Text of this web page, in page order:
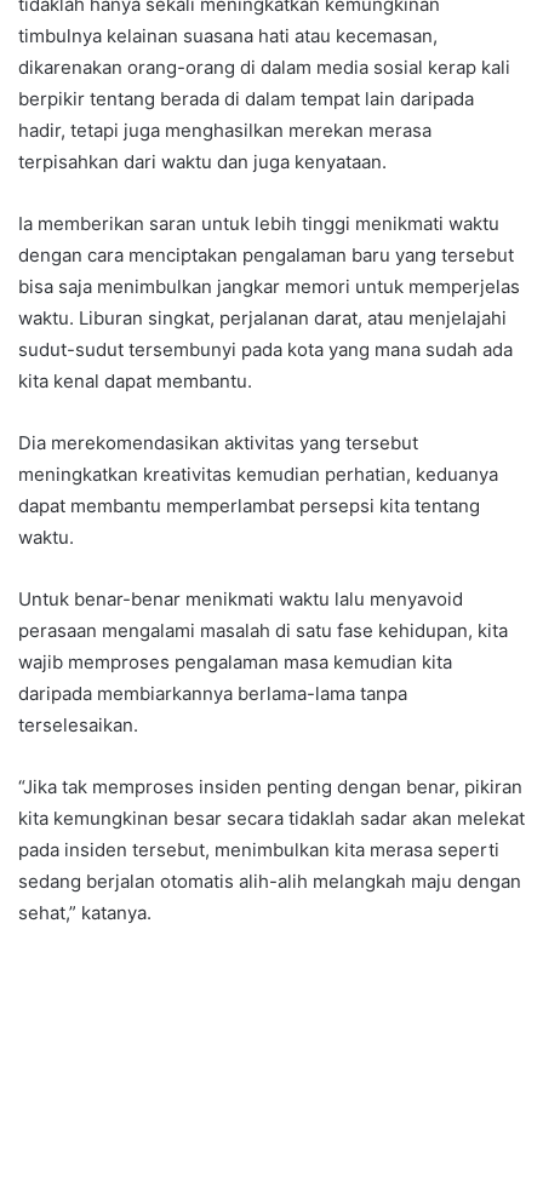
timbulnya kelainan suasana hati atau kecemasan,
dikarenakan orang-orang di dalam media sosial kerap kali
berpikir tentang berada di dalam tempat lain daripada
hadir, tetapi juga menghasilkan merekan merasa
terpisahkan dari waktu dan juga kenyataan.
Ia memberikan saran untuk lebih tinggi menikmati waktu
dengan cara menciptakan pengalaman baru yang tersebut
bisa saja menimbulkan jangkar memori untuk memperjelas
waktu. Liburan singkat, perjalanan darat, atau menjelajahi
sudut-sudut tersembunyi pada kota yang mana sudah ada
kita kenal dapat membantu.
Dia merekomendasikan aktivitas yang tersebut
meningkatkan kreativitas kemudian perhatian, keduanya
dapat membantu memperlambat persepsi kita tentang
waktu.
Untuk benar-benar menikmati waktu lalu menyavoid
perasaan mengalami masalah di satu fase kehidupan, kita
wajib memproses pengalaman masa kemudian kita
daripada membiarkannya berlama-lama tanpa
terselesaikan.
“Jika tak memproses insiden penting dengan benar, pikiran
kita kemungkinan besar secara tidaklah sadar akan melekat
pada insiden tersebut, menimbulkan kita merasa seperti
sedang berjalan otomatis alih-alih melangkah maju dengan
sehat,” katanya.